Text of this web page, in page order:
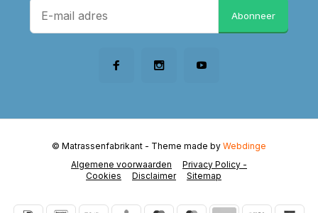
Abonneer
Algemene voorwaarden
Privacy Policy -
Cookies
Disclaimer Sitemap
© Matrassenfabrikant - Theme made by Webdinge